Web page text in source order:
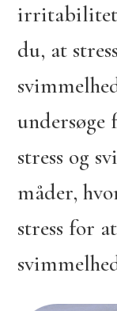
irritabilitet
du, at
undersøge
stress og
måder,
stress for